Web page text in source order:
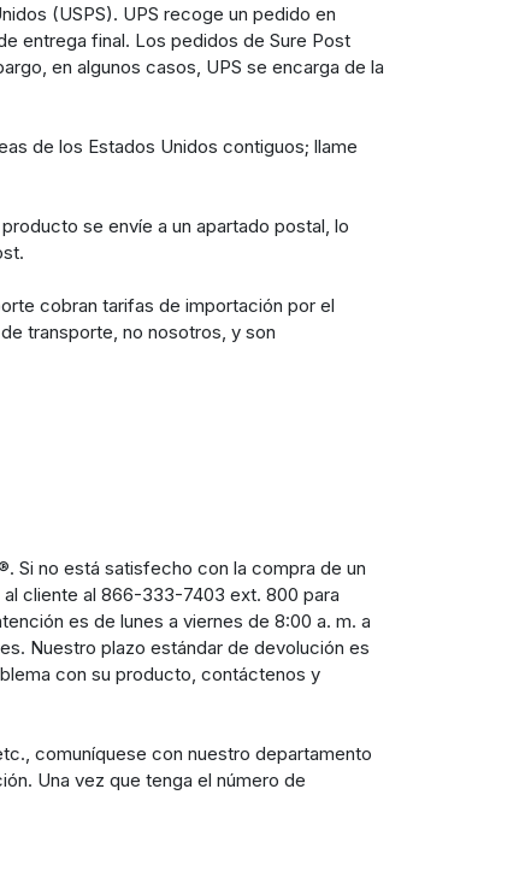
(USPS). UPS recoge un pedido en
entrega final. Los pedidos de Sure Post
en algunos casos, UPS se encarga de la
de los Estados Unidos contiguos; llame
se envíe a un apartado postal, lo
cobran tarifas de importación por el
transporte, no nosotros, y son
Si no está satisfecho con la compra de un
cliente al 866-333-7403 ext. 800 para
es de lunes a viernes de 8:00 a. m. a
Nuestro plazo estándar de devolución es
con su producto, contáctenos y
comuníquese con nuestro departamento
Una vez que tenga el número de